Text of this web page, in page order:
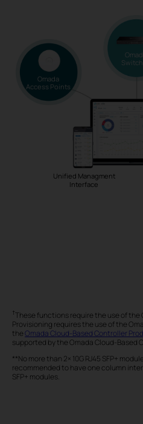
Omada
Access Points
Unified Managment
Interface
†These functions require the use of the
Provisioning requires the use of the
theOmada Cloud-Based Controller
supported by the Omada Cloud-Based
**No more than 2× 10G RJ45 SFP+
recommended to have one column
SFP+ modules.